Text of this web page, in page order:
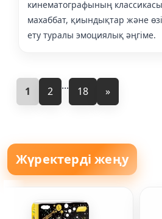
кинематографының
махаббат, қиындықтар және
ету туралы эмоциялық әңгіме.
1 2 ... 18 »
Жүректерді жеңу